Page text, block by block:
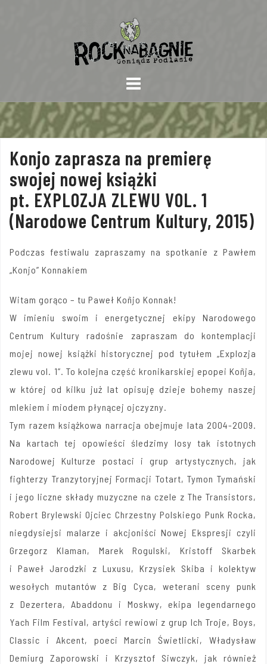
Konjo zaprasza na premierę
swojej nowej książki
pt. EXPLOZJA ZLEWU VOL. 1
(Narodowe Centrum Kultury, 2015)
Podczas festiwalu zapraszamy na spotkanie z Pawłem
„Konjo” Konnakiem
Witam gorąco – tu Paweł Koñjo Konnak!
W imieniu swoim i energetycznej ekipy Narodowego
Centrum Kultury radośnie zapraszam do kontemplacji
mojej nowej książki historycznej pod tytułem „Explozja
zlewu vol. 1”. To kolejna część kronikarskiej epopei Koñja,
w której od kilku już lat opisuję dzieje bohemy naszej
mlekiem i miodem płynącej ojczyzny.
Tym razem książkowa narracja obejmuje lata 2004-2009.
Na kartach tej opowieści śledzimy losy tak istotnych
Narodowej Kulturze postaci i grup artystycznych, jak
fighterzy Tranzytoryjnej Formacji Totart, Tymon Tymański
i jego liczne składy muzyczne na czele z The Transistors,
Robert Brylewski Ojciec Chrzestny Polskiego Punk Rocka,
niegdysiejsi malarze i akcjoniści Nowej Ekspresji czyli
Grzegorz Klaman, Marek Rogulski, Kristoff Skarbek
i Paweł Jarodzki z Luxusu, Krzysiek Skiba i kolektyw
wesołych mutantów z Big Cyca, weterani sceny punk
z Dezertera, Abaddonu i Moskwy, ekipa legendarnego
Yach Film Festival, artyści rewiowi z grup Ich Troje, Boys,
Classic i Akcent, poeci Marcin Świetlicki, Władysław
Demiurg Zaporowski i Krzysztof Siwczyk, jak również